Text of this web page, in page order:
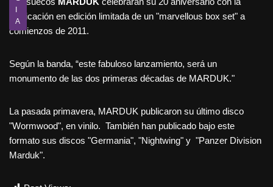
I
A
publicación en edición limitada de un "marvellous box set" a
comienzos de 2011.
Según la banda, “este fabuloso lanzamiento, será un
monumento de las dos primeras décadas de MARDUK."
La pasada primavera, MARDUK publicaron su último disco
"Wormwood", en vinilo. También han publicado bajo este
formato sus discos "Germania", "Nightwing" y "Panzer Division
Marduk".